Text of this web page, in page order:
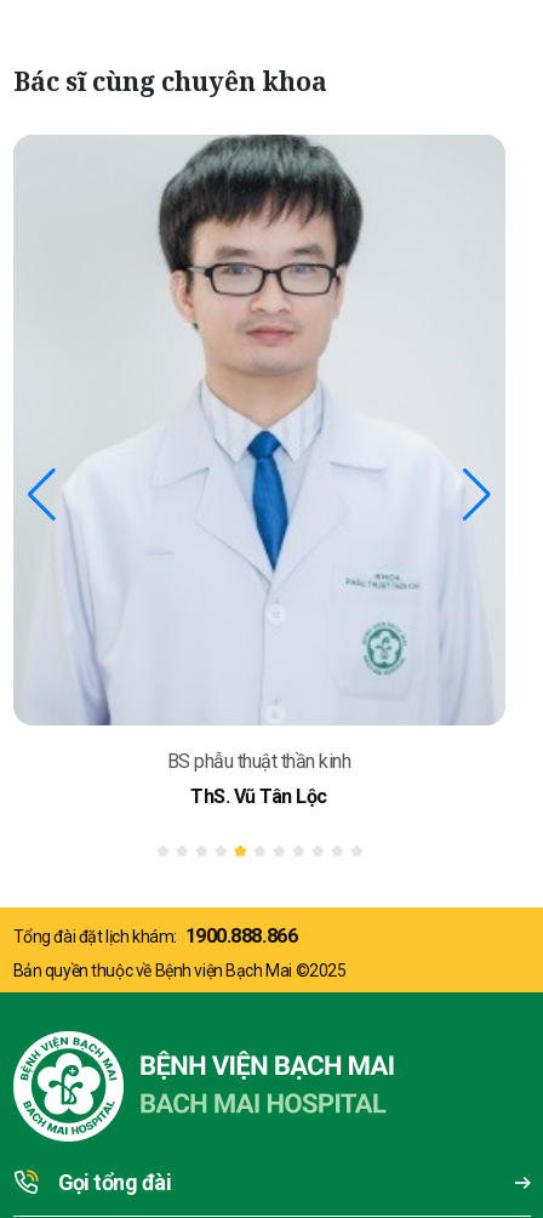
Bác sĩ cùng chuyên khoa
BS phẫu thuật thần kinh
ThS. Vũ Tân Lộc
Tổng đài đặt lịch khám: 1900.888.866
Bản quyền thuộc về Bệnh viện Bạch Mai ©2025
Gọi tổng đài